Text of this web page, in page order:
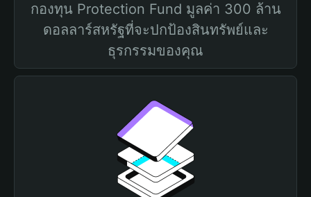
กองทุน Protection Fund มูลค่า 300 ล้าน
ดอลลาร์สหรัฐที่จะปกป้องสินทรัพย์และ
ธุรกรรมของคุณ